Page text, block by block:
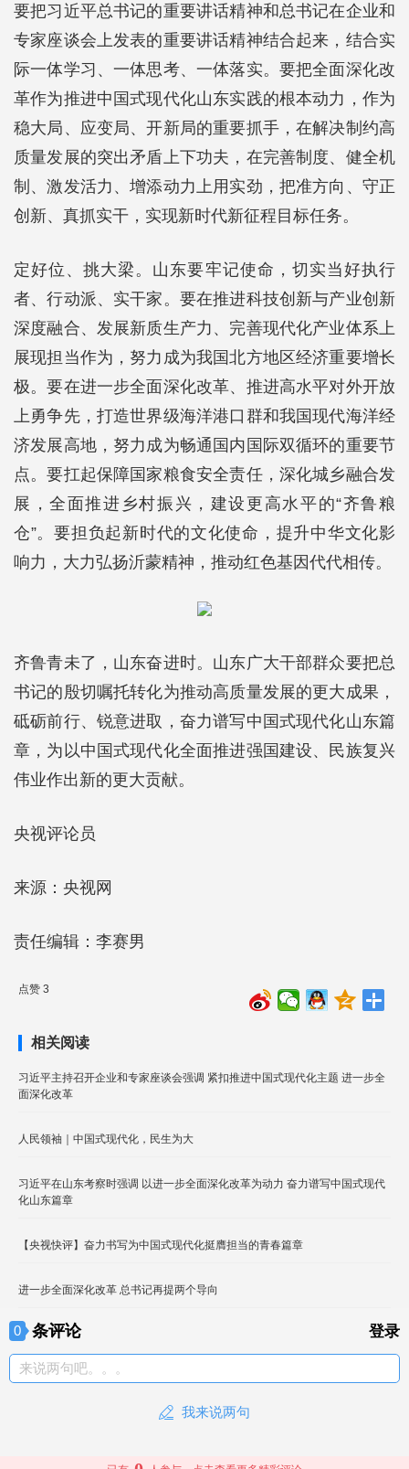
要把习近平总书记的重要讲话精神和总书记在企业和
专家座谈会上发表的重要讲话精神结合起来，结合实
际一体学习、一体思考、一体落实。要把全面深化改
革作为推进中国式现代化山东实践的根本动力，作为
稳大局、应变局、开新局的重要抓手，在解决制约高
质量发展的突出矛盾上下功夫，在完善制度、健全机
制、激发活力、增添动力上用实劲，把准方向、守正
创新、真抓实干，实现新时代新征程目标任务。
定好位、挑大梁。山东要牢记使命，切实当好执行
者、行动派、实干家。要在推进科技创新与产业创新
深度融合、发展新质生产力、完善现代化产业体系上
展现担当作为，努力成为我国北方地区经济重要增长
极。要在进一步全面深化改革、推进高水平对外开放
上勇争先，打造世界级海洋港口群和我国现代海洋经
济发展高地，努力成为畅通国内国际双循环的重要节
点。要扛起保障国家粮食安全责任，深化城乡融合发
展，全面推进乡村振兴，建设更高水平的“齐鲁粮
仓”。要担负起新时代的文化使命，提升中华文化影
响力，大力弘扬沂蒙精神，推动红色基因代代相传。
齐鲁青未了，山东奋进时。山东广大干部群众要把总
书记的殷切嘱托转化为推动高质量发展的更大成果，
砥砺前行、锐意进取，奋力谱写中国式现代化山东篇
章，为以中国式现代化全面推进强国建设、民族复兴
伟业作出新的更大贡献。
央视评论员
来源：央视网
责任编辑：李赛男
点赞 3
相关阅读
习近平主持召开企业和专家座谈会强调 紧扣推进中国式现代化主题 进一步全
面深化改革
人民领袖｜中国式现代化，民生为大
习近平在山东考察时强调 以进一步全面深化改革为动力 奋力谱写中国式现代
化山东篇章
【央视快评】奋力书写为中国式现代化挺膺担当的青春篇章
进一步全面深化改革 总书记再提两个导向
0 条评论 登录
来说两句吧。。。
我来说两句